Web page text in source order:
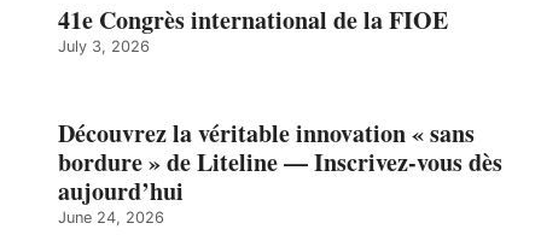
41e Congrès international de la FIOE
July 3, 2026
Découvrez la véritable innovation « sans
bordure » de Liteline — Inscrivez-vous dès
aujourd’hui
June 24, 2026